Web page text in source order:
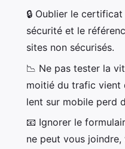
🔒 Oublier le
sécurité et le
sites non sécurisés.
📉 Ne pas tester la
moitié du trafic vient
lent sur mobile perd
📧 Ignorer le
ne peut vous